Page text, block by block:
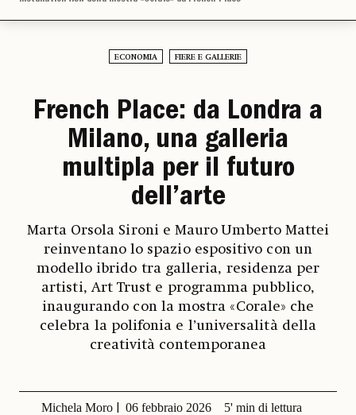
ECONOMIA FIERE E GALLERIE
French Place: da Londra a
Milano, una galleria
multipla per il futuro
dell’arte
Marta Orsola Sironi e Mauro Umberto Mattei
reinventano lo spazio espositivo con un
modello ibrido tra galleria, residenza per
artisti, Art Trust e programma pubblico,
inaugurando con la mostra «Corale» che
celebra la polifonia e l’universalità della
creatività contemporanea
Michela Moro 06 febbraio 2026 5' min di lettura